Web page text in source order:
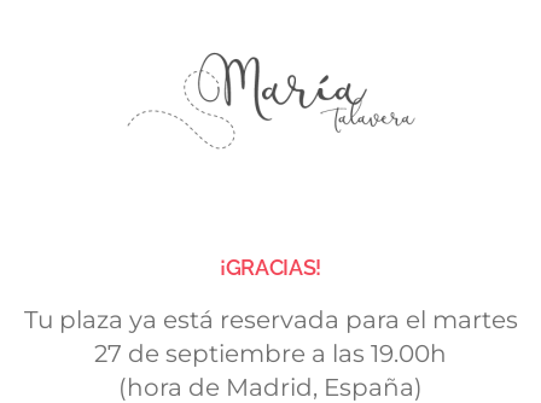
¡GRACIAS!
Tu plaza ya está reservada para el martes
27 de septiembre a las 19.00h
(hora de Madrid, España)